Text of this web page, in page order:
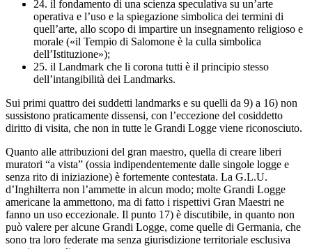
24. il fondamento di una scienza speculativa su un’arte
operativa e l’uso e la spiegazione simbolica dei termini di
quell’arte, allo scopo di impartire un insegnamento religioso e
morale («il Tempio di Salomone è la culla simbolica
dell’Istituzione»);
25. il Landmark che li corona tutti è il principio stesso
dell’intangibilità dei Landmarks.
Sui primi quattro dei suddetti landmarks e su quelli da 9) a 16) non
sussistono praticamente dissensi, con l’eccezione del cosiddetto
diritto di visita, che non in tutte le Grandi Logge viene riconosciuto.
Quanto alle attribuzioni del gran maestro, quella di creare liberi
muratori “a vista” (ossia indipendentemente dalle singole logge e
senza rito di iniziazione) è fortemente contestata. La G.L.U.
d’Inghilterra non l’ammette in alcun modo; molte Grandi Logge
americane la ammettono, ma di fatto i rispettivi Gran Maestri ne
fanno un uso eccezionale. Il punto 17) è discutibile, in quanto non
può valere per alcune Grandi Logge, come quelle di Germania, che
sono tra loro federate ma senza giurisdizione territoriale esclusiva